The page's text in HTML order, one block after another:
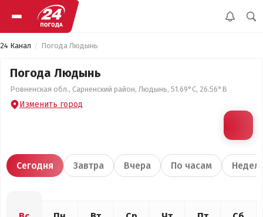
24 Канал Погода Людынь
Погода Людынь
Ровненская обл., Сарненский район, Людынь, 51.69°С, 26.56°В
Изменить город
Сегодня Завтра Вчера По часам